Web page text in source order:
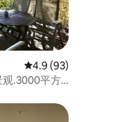
价
平均评分 4.9 分（满
4.9 (93)
.3000平方